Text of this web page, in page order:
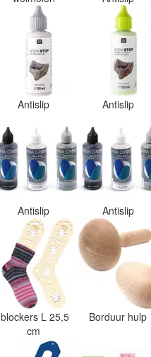
Antislip Antislip
Antislip Antislip
blockers L 25,5
cm
Borduur hulp